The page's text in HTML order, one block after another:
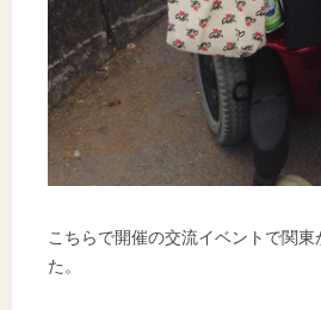
こちらで開催の交流イベントで関
た。